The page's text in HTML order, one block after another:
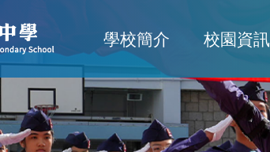
Main
navigation
學校簡介 校園資訊